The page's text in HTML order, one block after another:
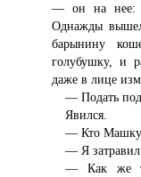
— он на нее:
Однажды
барынину
голубушку, и
даже в лице
— Подать
Явился.
— Кто Машку
— Я затравил.
— Как же